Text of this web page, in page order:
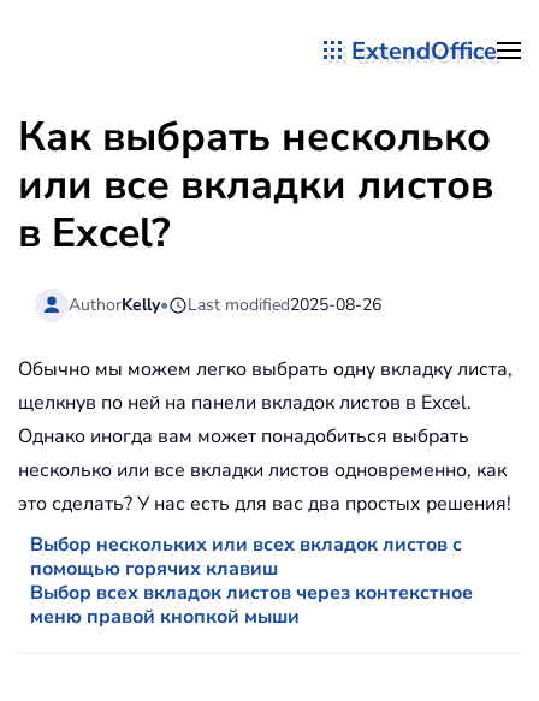
ExtendOffice
Как выбрать несколько
или все вкладки листов
в Excel?
AuthorKelly• Last modified2025-08-26
Обычно мы можем легко выбрать одну вкладку листа,
щелкнув по ней на панели вкладок листов в Excel.
Однако иногда вам может понадобиться выбрать
несколько или все вкладки листов одновременно, как
это сделать? У нас есть для вас два простых решения!
Выбор нескольких или всех вкладок листов с
помощью горячих клавиш
Выбор всех вкладок листов через контекстное
меню правой кнопкой мыши